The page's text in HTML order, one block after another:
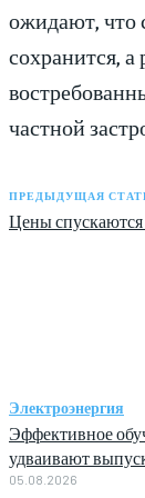
ожидают, что
сохранится, а
частной
ПРЕДЫДУЩАЯ
Цены спускаются
Электроэнергия
Эффективное
удваивают
05.08.2026